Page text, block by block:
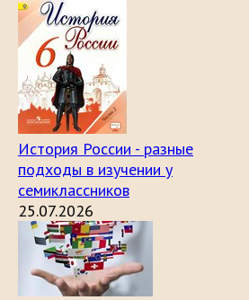
История России - разные
подходы в изучении у
семиклассников
25.07.2026